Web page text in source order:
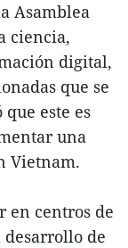
Asamblea
ciencia,
digital,
que se
este es
una
Vietnam.
en centros de
desarrollo de